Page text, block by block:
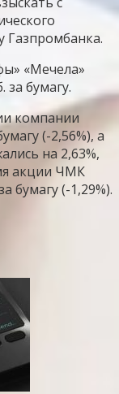
Газпромбанка.
«Мечела»
за бумагу.
компании
(-2,56%), а
на 2,63%,
акции ЧМК
бумагу (-1,29%).